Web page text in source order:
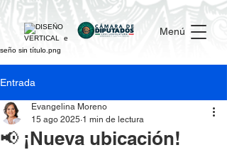
Menú
Entrada
📢 ¡Nueva ubicación!
Evangelina Moreno
15 ago 2025 1 min de lectura